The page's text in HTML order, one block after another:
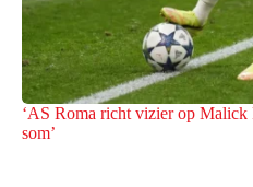
‘AS Roma richt vizier op Malick
som’